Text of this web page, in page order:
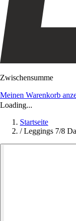
Zwischensumme
Meinen Warenkorb
Loading...
Startseite
/ Leggings 7/8